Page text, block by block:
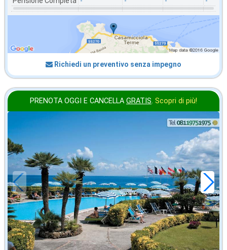
Richiedi un preventivo senza impegno
PRENOTA OGGI E CANCELLA GRATIS. Scopri di più!
agosto
in offerta da
€72,00
a notte